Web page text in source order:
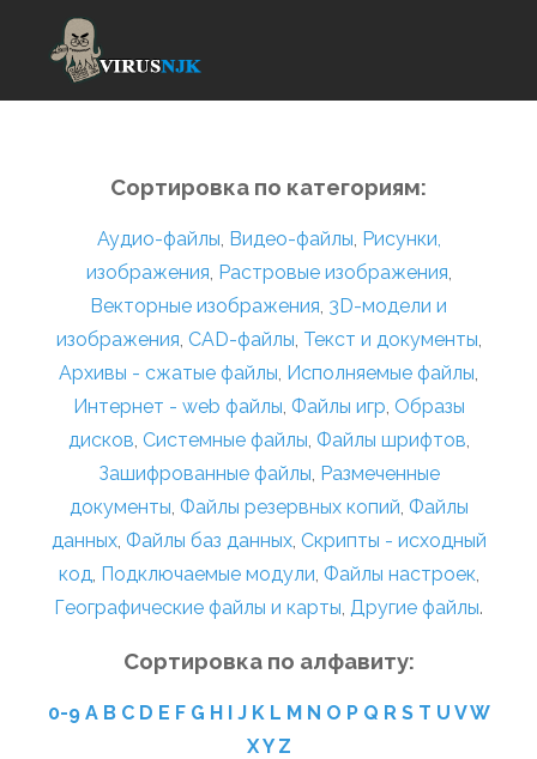
Сортировка по категориям:
Аудио-файлы, Видео-файлы, Рисунки,
изображения, Растровые изображения,
Векторные изображения, 3D-модели и
изображения, CAD-файлы, Текст и документы,
Архивы - сжатые файлы, Исполняемые файлы,
Интернет - web файлы, Файлы игр, Образы
дисков, Системные файлы, Файлы шрифтов,
Зашифрованные файлы, Размеченные
документы, Файлы резервных копий, Файлы
данных, Файлы баз данных, Скрипты - исходный
код, Подключаемые модули, Файлы настроек,
Географические файлы и карты, Другие файлы.
Сортировка по алфавиту:
0-9 A B C D E F G H I J K L M N O P Q R S T U VW
XY Z